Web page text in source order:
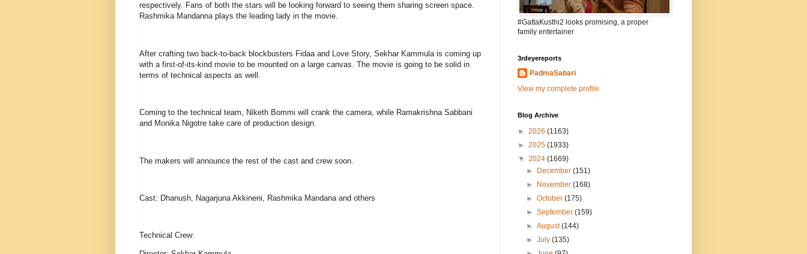
respectively. Fans of both the stars will be looking forward to seeing them sharing screen space.
Rashmika Mandanna plays the leading lady in the movie.
After crafting two back-to-back blockbusters Fidaa and Love Story, Sekhar Kammula is coming up
with a first-of-its-kind movie to be mounted on a large canvas. The movie is going to be solid in
terms of technical aspects as well.
Coming to the technical team, Niketh Bommi will crank the camera, while Ramakrishna Sabbani
and Monika Nigotre take care of production design.
The makers will announce the rest of the cast and crew soon.
Cast: Dhanush, Nagarjuna Akkineni, Rashmika Mandana and others
Technical Crew:
#GattaKusthi2 looks promising, a proper
family entertainer
3rdeyereports
PadmaSabari
View my complete profile
Blog Archive
► 2026 (1163)
► 2025 (1933)
▼ 2024 (1669)
►
December(151)
►
November(168)
►October(175)
►September(159)
►August(144)
►July(135)